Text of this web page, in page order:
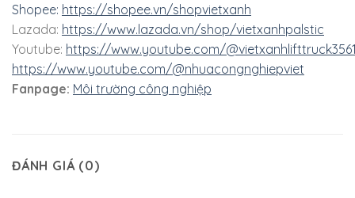
Shopee: https://shopee.vn/shopvietxanh
Lazada: https://www.lazada.vn/shop/vietxanhpalstic
Youtube: https://www.youtube.com/
https://www.youtube.com/@nhuacongnghiepviet
Fanpage: Môi trường công nghiệp
ĐÁNH GIÁ (0)